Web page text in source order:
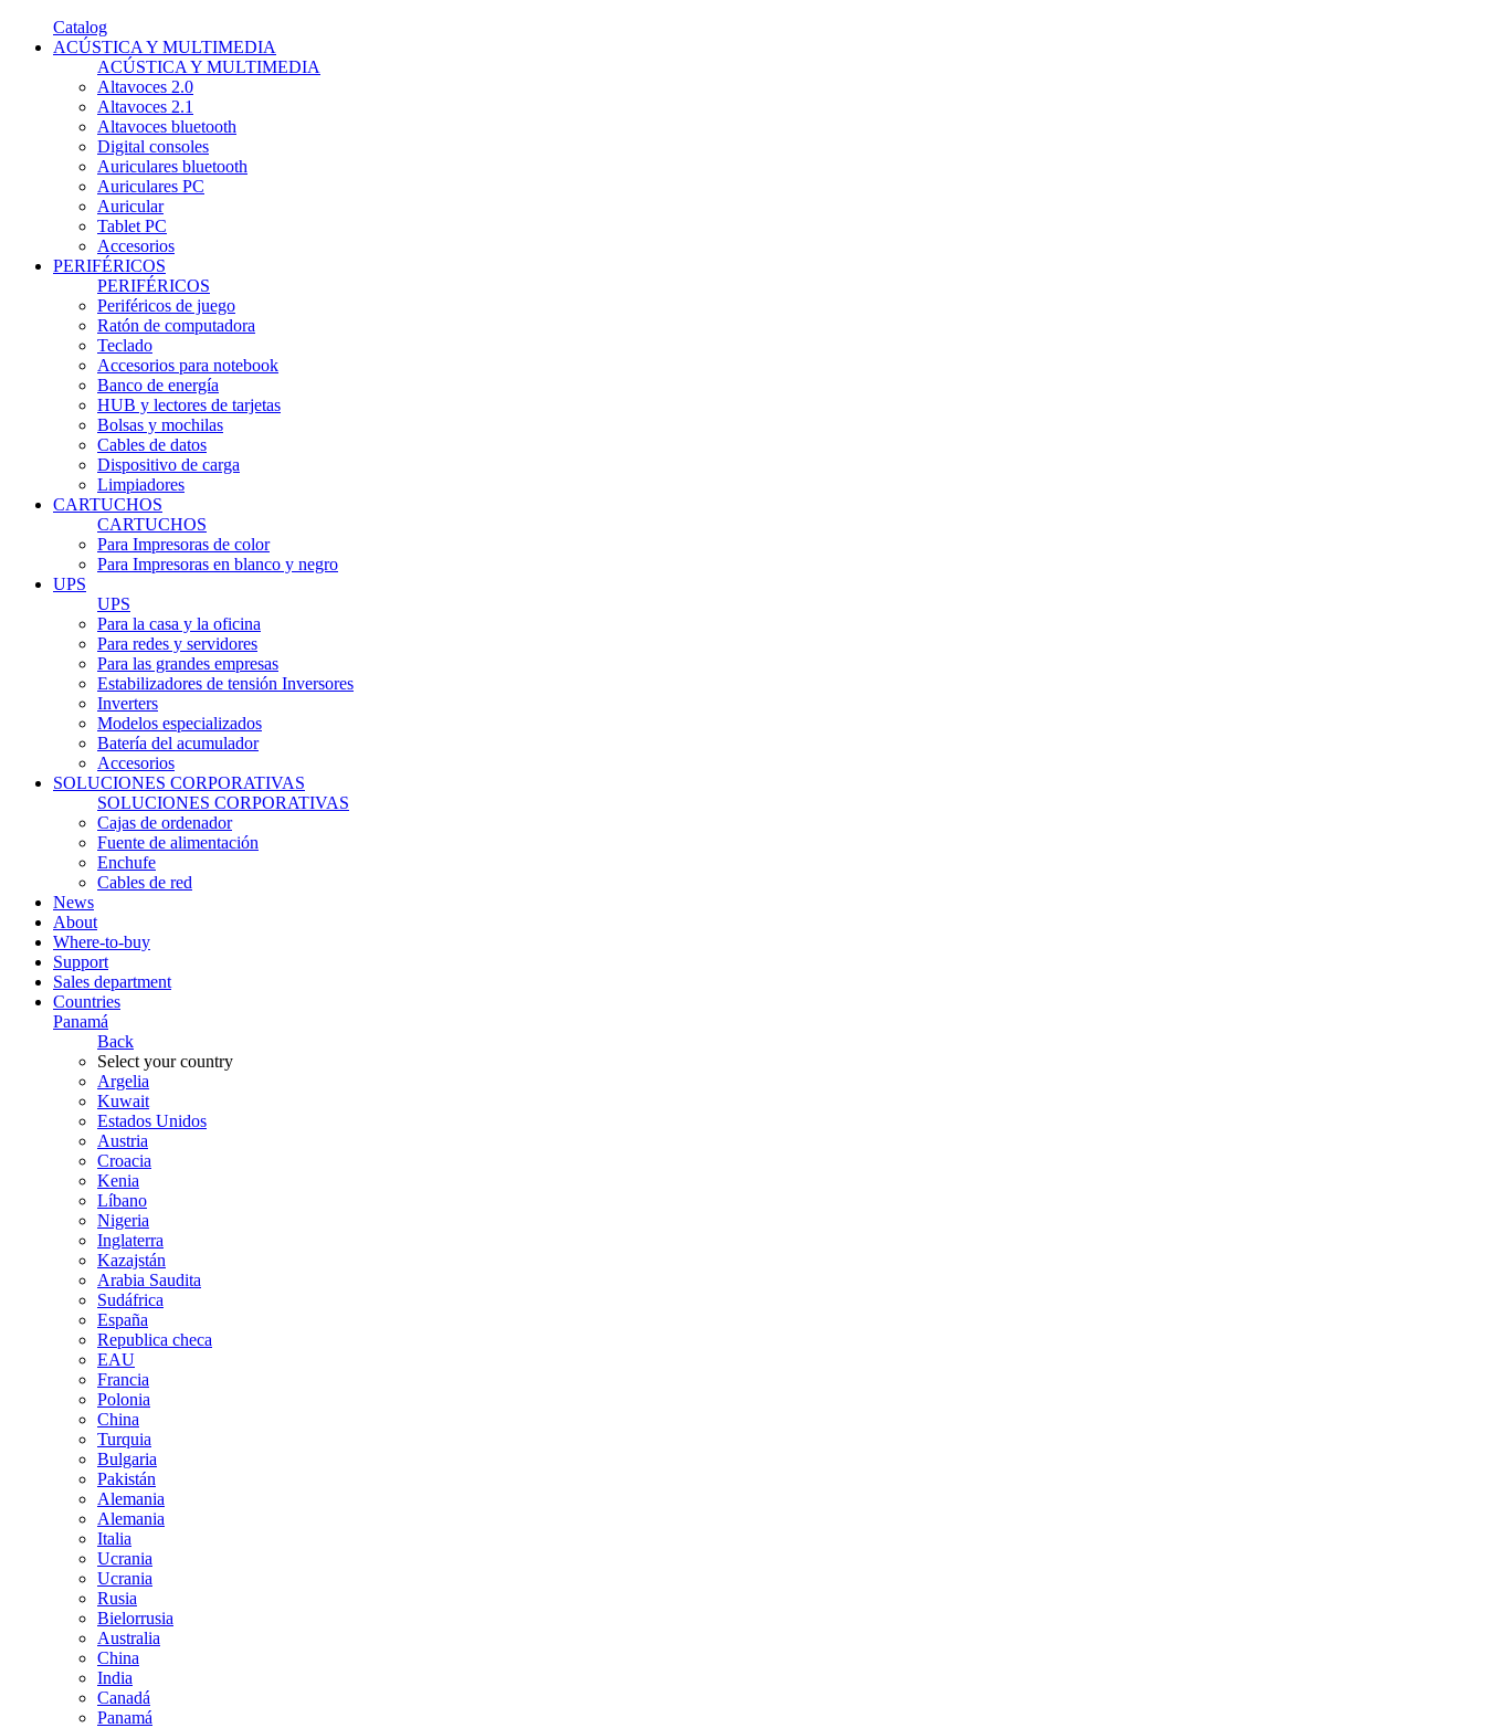
Catalog
ACÚSTICA Y MULTIMEDIA
ACÚSTICA Y MULTIMEDIA
Altavoces 2.0
Altavoces 2.1
Altavoces bluetooth
Digital consoles
Auriculares bluetooth
Auriculares PC
Auricular
Tablet PC
Accesorios
PERIFÉRICOS
PERIFÉRICOS
Periféricos de juego
Ratón de computadora
Teclado
Accesorios para notebook
Banco de energía
HUB y lectores de tarjetas
Bolsas y mochilas
Cables de datos
Dispositivo de carga
Limpiadores
CARTUCHOS
CARTUCHOS
Para Impresoras de color
Para Impresoras en blanco y negro
UPS
UPS
Para la casa y la oficina
Para redes y servidores
Para las grandes empresas
Estabilizadores de tensión Inversores
Inverters
Modelos especializados
Batería del acumulador
Accesorios
SOLUCIONES CORPORATIVAS
SOLUCIONES CORPORATIVAS
Cajas de ordenador
Fuente de alimentación
Enchufe
Cables de red
News
About
Where-to-buy
Support
Sales department
Countries
Panamá
Back
Select your country
Argelia
Kuwait
Estados Unidos
Austria
Croacia
Kenia
Líbano
Nigeria
Inglaterra
Kazajstán
Arabia Saudita
Sudáfrica
España
Republica checa
EAU
Francia
Polonia
China
Turquia
Bulgaria
Pakistán
Alemania
Alemania
Italia
Ucrania
Ucrania
Rusia
Bielorrusia
Australia
China
India
Canadá
Panamá